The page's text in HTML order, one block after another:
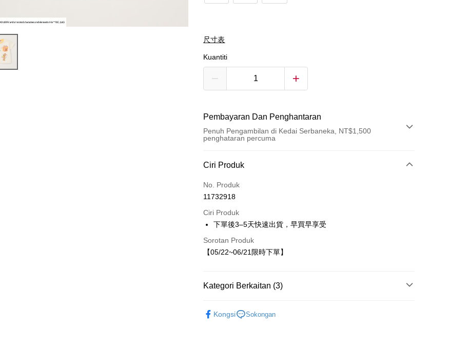
尺寸表
Kuantiti
Pembayaran Dan Penghantaran
Penuh Pengambilan di Kedai Serbaneka, NT$1,500
penghataran percuma
Kaedah Pembayaran
Kad Kredit (Bayaran Penuh)
LINE Pay
Apple Pay
JKOPAY
Easy Wallet
Pilihan Penghantaran
NT$80/pesanan | Penghantaran percuma untuk pesanan
Ciri Produk
No. Produk
11732918
Ciri Produk
下單後3–5天快速出貨，早買早享受
Sorotan Produk
【05/22~06/21限時下單】
Kategori Berkaitan (3)
Kongsi Sokongan